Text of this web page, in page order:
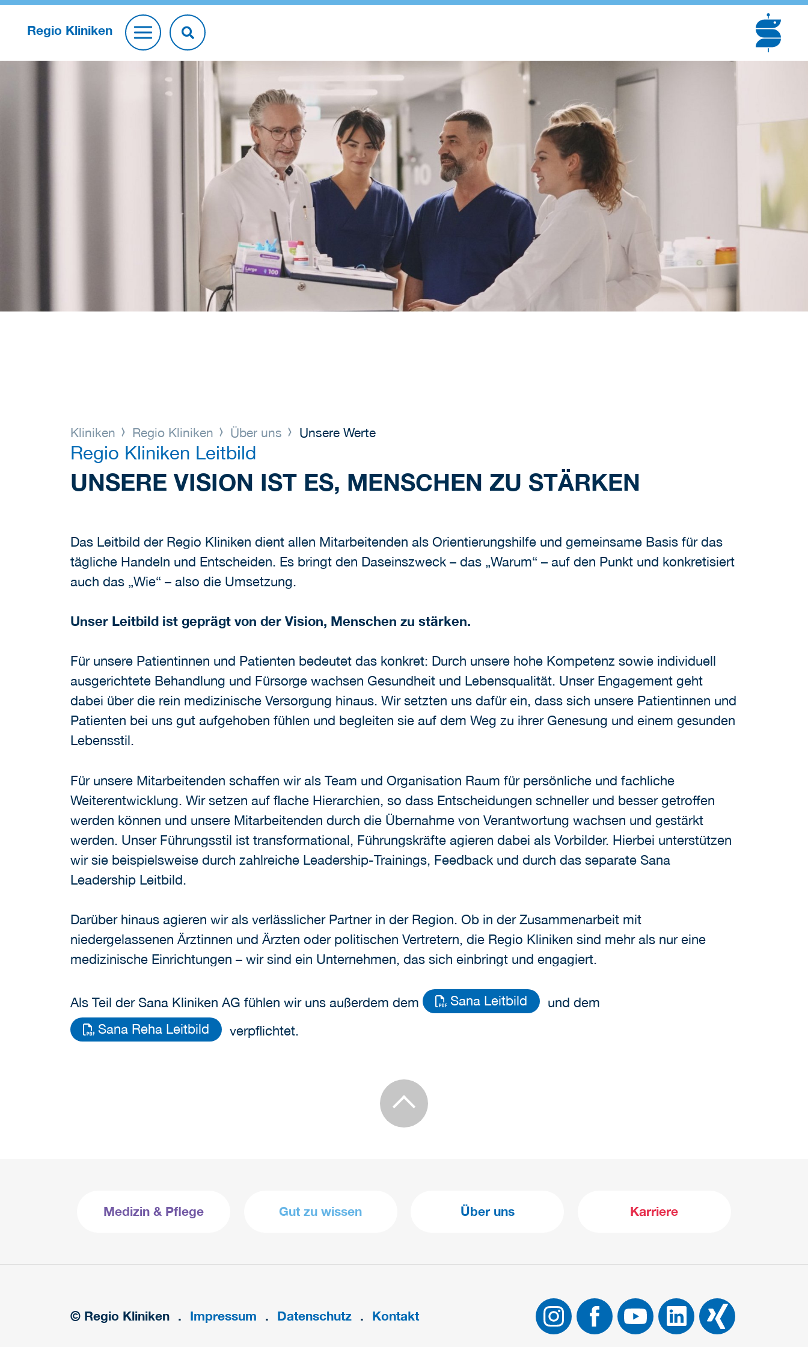
Regio Kliniken
Kliniken Regio Kliniken Über uns Unsere Werte
Regio Kliniken Leitbild
UNSERE VISION IST ES, MENSCHEN ZU STÄRKEN
Das Leitbild der Regio Kliniken dient allen Mitarbeitenden als Orientierungshilfe und gemeinsame Basis für das
tägliche Handeln und Entscheiden. Es bringt den Daseinszweck – das „Warum“ – auf den Punkt und konkretisiert
auch das „Wie“ – also die Umsetzung.
Unser Leitbild ist geprägt von der Vision, Menschen zu stärken.
Für unsere Patientinnen und Patienten bedeutet das konkret: Durch unsere hohe Kompetenz sowie individuell
ausgerichtete Behandlung und Fürsorge wachsen Gesundheit und Lebensqualität. Unser Engagement geht
dabei über die rein medizinische Versorgung hinaus. Wir setzten uns dafür ein, dass sich unsere Patientinnen und
Patienten bei uns gut aufgehoben fühlen und begleiten sie auf dem Weg zu ihrer Genesung und einem gesunden
Lebensstil.
Für unsere Mitarbeitenden schaffen wir als Team und Organisation Raum für persönliche und fachliche
Weiterentwicklung. Wir setzen auf flache Hierarchien, so dass Entscheidungen schneller und besser getroffen
werden können und unsere Mitarbeitenden durch die Übernahme von Verantwortung wachsen und gestärkt
werden. Unser Führungsstil ist transformational, Führungskräfte agieren dabei als Vorbilder. Hierbei unterstützen
wir sie beispielsweise durch zahlreiche Leadership-Trainings, Feedback und durch das separate Sana
Leadership Leitbild.
Darüber hinaus agieren wir als verlässlicher Partner in der Region. Ob in der Zusammenarbeit mit
niedergelassenen Ärztinnen und Ärzten oder politischen Vertretern, die Regio Kliniken sind mehr als nur eine
medizinische Einrichtungen – wir sind ein Unternehmen, das sich einbringt und engagiert.
Als Teil der Sana Kliniken AG fühlen wir uns außerdem dem Sana Leitbild
und dem
Sana Reha Leitbild
verpflichtet.
Medizin & Pflege Gut zu wissen Über uns Karriere
© Regio Kliniken Impressum Datenschutz Kontakt